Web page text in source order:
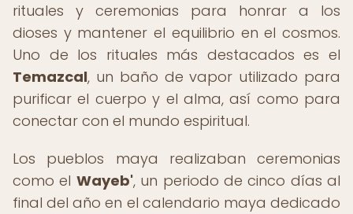
rituales y ceremonias para honrar a los
dioses y mantener el equilibrio en el cosmos.
Uno de los rituales más destacados es el
Temazcal, un baño de vapor utilizado para
purificar el cuerpo y el alma, así como para
conectar con el mundo espiritual.
Los pueblos maya realizaban ceremonias
como el Wayeb', un periodo de cinco días al
final del año en el calendario maya dedicado